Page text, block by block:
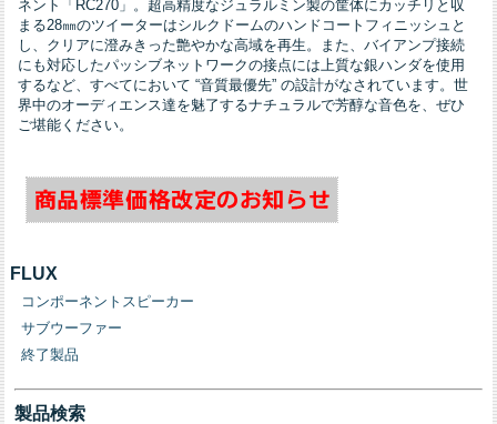
ネント「RC270」。超高精度なジュラルミン製の筐体にカッチリと収
まる28㎜のツイーターはシルクドームのハンドコートフィニッシュと
し、クリアに澄みきった艶やかな高域を再生。また、バイアンプ接続
にも対応したパッシブネットワークの接点には上質な銀ハンダを使用
するなど、すべてにおいて “音質最優先” の設計がなされています。世
界中のオーディエンス達を魅了するナチュラルで芳醇な音色を、ぜひ
ご堪能ください。
FLUX
コンポーネントスピーカー
サブウーファー
終了製品
製品検索